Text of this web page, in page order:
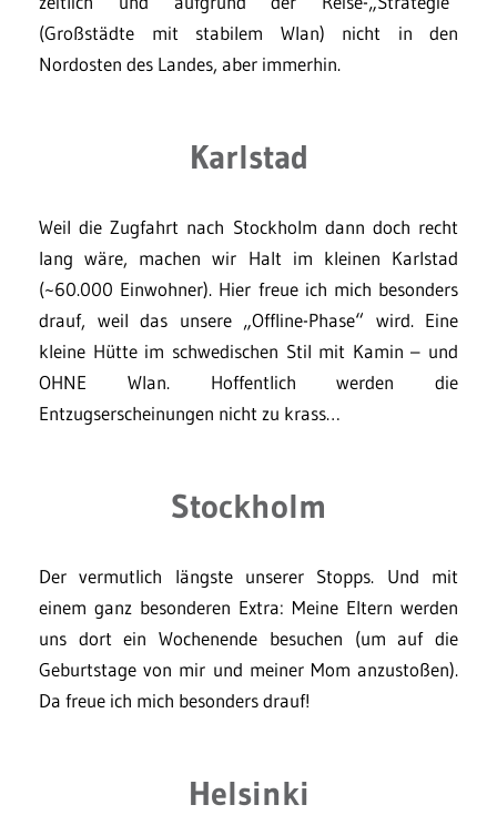
(Großstädte mit stabilem Wlan) nicht in den
Nordosten des Landes, aber immerhin.
Karlstad
Weil die Zugfahrt nach Stockholm dann doch recht
lang wäre, machen wir Halt im kleinen Karlstad
(~60.000 Einwohner). Hier freue ich mich besonders
drauf, weil das unsere „Offline-Phase“ wird. Eine
kleine Hütte im schwedischen Stil mit Kamin – und
OHNE Wlan. Hoffentlich werden die
Entzugserscheinungen nicht zu krass…
Stockholm
Der vermutlich längste unserer Stopps. Und mit
einem ganz besonderen Extra: Meine Eltern werden
uns dort ein Wochenende besuchen (um auf die
Geburtstage von mir und meiner Mom anzustoßen).
Da freue ich mich besonders drauf!
Helsinki